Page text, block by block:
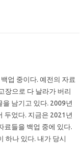
업 중이다. 예전의 자료
장으로 다 날라가 버리
남기고 있다. 2009년
두었다. 지금은 2021년
료들을 백업 중에 있다.
하나 있다. 내가 당시